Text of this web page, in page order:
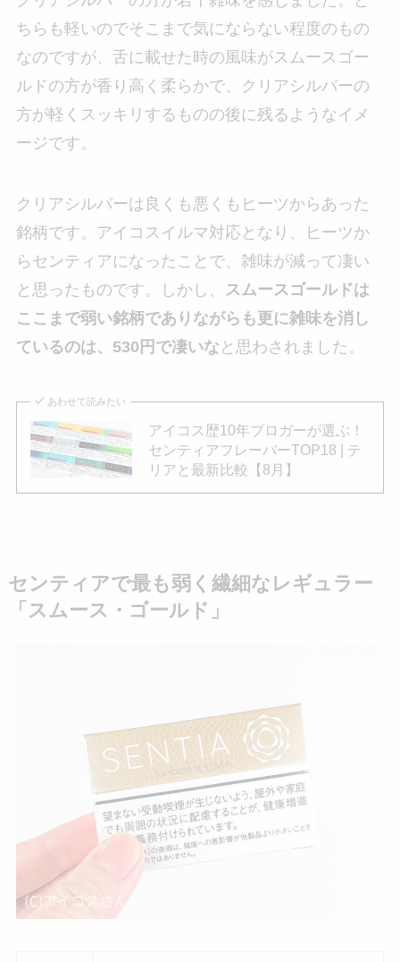
ちらも軽いのでそこまで気にならない程度のもの
なのですが、舌に載せた時の風味がスムースゴー
ルドの方が香り高く柔らかで、クリアシルバーの
方が軽くスッキリするものの後に残るようなイメ
ージです。
クリアシルバーは良くも悪くもヒーツからあった
銘柄です。アイコスイルマ対応となり、ヒーツか
らセンティアになったことで、雑味が減って凄い
と思ったものです。しかし、
スムースゴールドは
ここまで弱い銘柄でありながらも更に雑味を消し
ているのは、530円で凄いな と思わされました。
あわせて読みたい
アイコス歴10年ブロガーが選ぶ！
センティアフレーバーTOP18 | テ
リアと最新比較【8月】
センティアで最も弱く繊細なレギュラー
「スムース・ゴールド」